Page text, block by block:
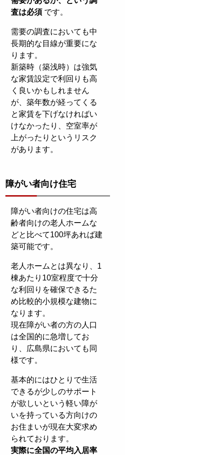
査は必須 です。
需要の調査においても中
長期的な目線が重要にな
ります。
新築時（築浅時）は強気
な家賃設定で利回りも高
く良いかもしれません
が、築年数が経ってくる
と家賃を下げなければい
けなかったり、空室率が
上がったりというリスク
があります。
障がい者向け住宅
障がい者向けの住宅は高
齢者向けの老人ホームな
どと比べて100坪あれば建
築可能です。
老人ホームとは異なり、1
棟あたり10室程度で十分
な利回りを確保できるた
め比較的小規模な建物に
なります。
現在障がい者の方の人口
は全国的に急増してお
り、広島県においても同
様です。
基本的にはひとりで生活
できるが少しのサポート
が欲しいという軽い障が
いを持っている方向けの
お住まいが現在大変求め
られております。
実際に全国の平均入居率